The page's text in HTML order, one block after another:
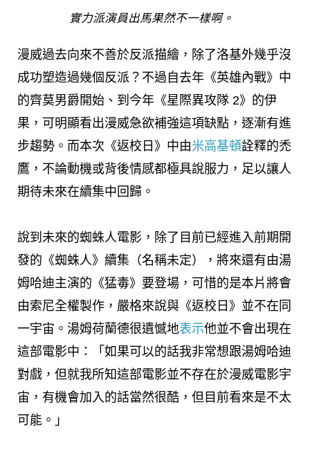
實力派演員出馬果然不一樣啊。
漫威過去向來不善於反派描繪，除了洛基外幾乎沒
成功塑造過幾個反派？不過自去年《英雄內戰》中
的齊莫男爵開始、到今年《星際異攻隊 2》的伊
果，可明顯看出漫威急欲補強這項缺點，逐漸有進
步趨勢。而本次《返校日》中由米高基頓詮釋的禿
鷹，不論動機或背後情感都極具說服力，足以讓人
期待未來在續集中回歸。
說到未來的蜘蛛人電影，除了目前已經進入前期開
發的《蜘蛛人》續集（名稱未定），將來還有由湯
姆哈迪主演的《猛毒》要登場，可惜的是本片將會
由索尼全權製作，嚴格來說與《返校日》並不在同
一宇宙。湯姆荷蘭德很遺憾地表示他並不會出現在
這部電影中：「如果可以的話我非常想跟湯姆哈迪
對戲，但就我所知這部電影並不存在於漫威電影宇
宙，有機會加入的話當然很酷，但目前看來是不太
可能。」